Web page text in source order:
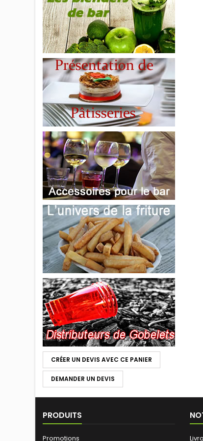
CRÉER UN DEVIS AVEC CE PANIER
DEMANDER UN DEVIS
PRODUITS
Promotions